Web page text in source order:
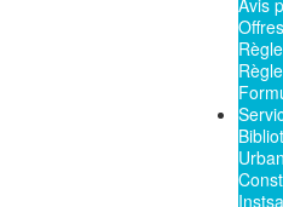
Avis